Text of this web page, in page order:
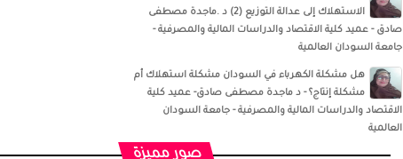
الاستهلاك إلى عدالة التوزيع (2) د .ماجدة مصطفى
صادق - عميد كلية الاقتصاد والدراسات المالية والمصرفية -
جامعة السودان العالمية
هل مشكلة الكهرباء في السودان مشكلة استهلاك أم
مشكلة إنتاج؟ - د ماجدة مصطفى صادق- عميد كلية
الاقتصاد والدراسات المالية والمصرفية - جامعة السودان
العالمية
صور مميزة